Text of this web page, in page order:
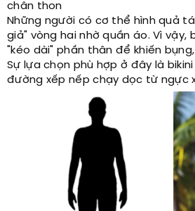
chân thon
Những người có cơ thể hình quả
giả" vòng hai nhờ quần áo. Vì vậy,
"kéo dài" phần thân để khiến
Sự lựa chọn phù hợp ở đây là
đường xếp nếp chạy dọc từ ngực